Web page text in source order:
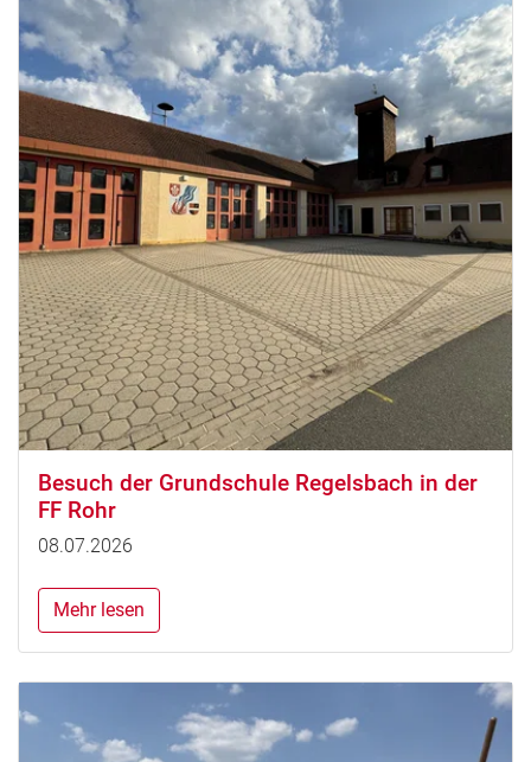
Besuch der Grundschule Regelsbach in der
FF Rohr
08.07.2026
Mehr lesen